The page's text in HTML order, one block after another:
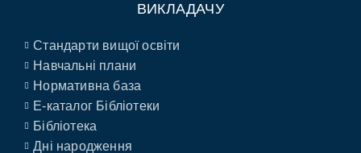
ВИКЛАДАЧУ
Стандарти вищої освіти
Навчальні плани
Нормативна база
E-каталог Бібліотеки
Бібліотека
Дні народження